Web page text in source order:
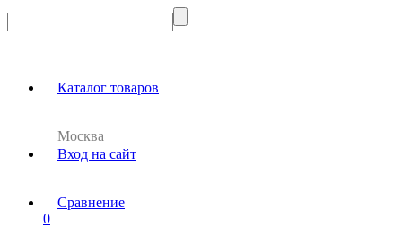
Каталог товаров
Москва
Вход на сайт
Сравнение
0